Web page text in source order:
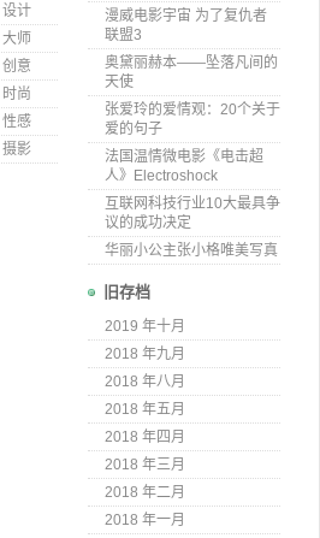
设计
大师
创意
时尚
性感
摄影
漫威电影宇宙 为了复仇者
联盟3
奥黛丽赫本——坠落凡间的
天使
张爱玲的爱情观：20个关于
爱的句子
法国温情微电影《电击超
人》Electroshock
互联网科技行业10大最具争
议的成功决定
华丽小公主张小格唯美写真
旧存档
2019 年十月
2018 年九月
2018 年八月
2018 年五月
2018 年四月
2018 年三月
2018 年二月
2018 年一月